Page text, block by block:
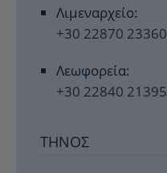
Λιμεναρχείο:
+30 22870 23360
Λεωφορεία:
+30 22840 21395
ΤΉΝΟΣ